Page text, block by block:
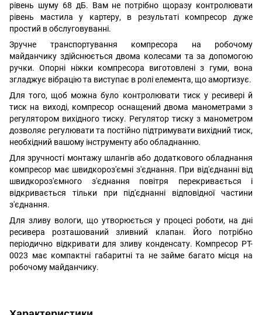
рівень шуму 68 дБ. Вам не потрібно щоразу контролювати
рівень мастила у картеру, в результаті компресор дуже
простий в обслуговуванні.
Зручне транспортування компресора на робочому
майданчику здійснюється двома колесами та за допомогою
ручки. Опорні ніжки компресора виготовлені з гуми, вона
згладжує вібрацію та виступає в ролі елемента, що амортизує.
Для того, щоб можна було контролювати тиск у ресивері й
тиск на виході, компресор оснащений двома манометрами з
регулятором вихідного тиску. Регулятор тиску з манометром
дозволяє регулювати та постійно підтримувати вихідний тиск,
необхідний вашому інструменту або обладнанню.
Для зручності монтажу шлангів або додаткового обладнання
компресор має швидкороз'ємні з'єднання. При від'єднанні від
швидкороз'ємного з'єднання повітря перекривається і
відкривається тільки при під'єднанні відповідної частини
з'єднання.
Для зливу вологи, що утворюється у процесі роботи, на дні
ресивера розташований зливний клапан.
Його потрібно
періодично відкривати для зливу конденсату. Компресор PT-
0023 має компактні габаритні та не займе багато місця на
робочому майданчику.